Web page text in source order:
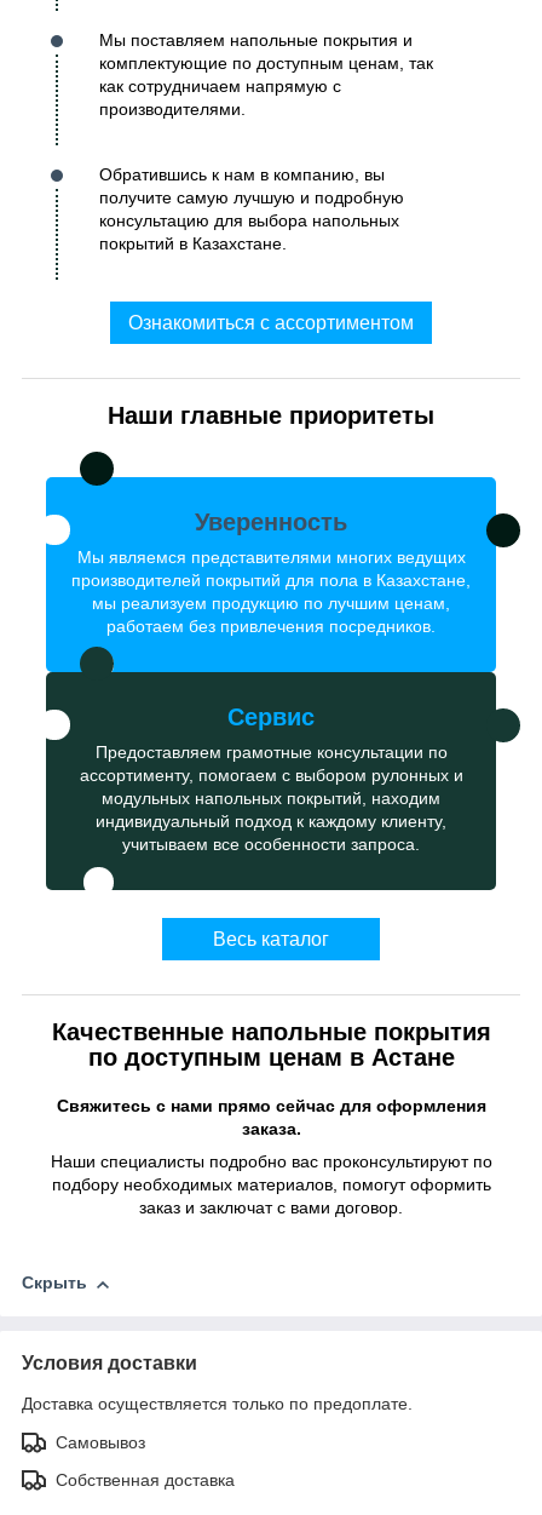
Мы поставляем напольные покрытия и
комплектующие по доступным ценам, так
как сотрудничаем напрямую с
производителями.
Обратившись к нам в компанию, вы
получите самую лучшую и подробную
консультацию для выбора напольных
покрытий в Казахстане.
Ознакомиться с ассортиментом
Наши главные приоритеты
Уверенность
Мы являемся представителями многих ведущих
производителей покрытий для пола в Казахстане,
мы реализуем продукцию по лучшим ценам,
работаем без привлечения посредников.
Сервис
Предоставляем грамотные консультации по
ассортименту, помогаем с выбором рулонных и
модульных напольных покрытий, находим
индивидуальный подход к каждому клиенту,
учитываем все особенности запроса.
Весь каталог
Качественные напольные покрытия
по доступным ценам в Астане
Свяжитесь с нами прямо сейчас для оформления
заказа.
Наши специалисты подробно вас проконсультируют по
подбору необходимых материалов, помогут оформить
заказ и заключат с вами договор.
Скрыть
Условия доставки
Доставка осуществляется только по предоплате.
Самовывоз
Собственная доставка